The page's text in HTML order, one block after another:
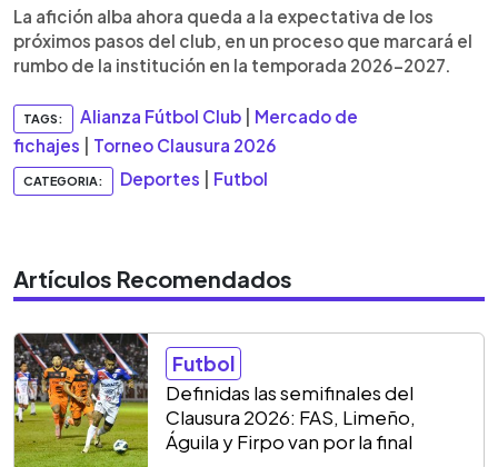
La afición alba ahora queda a la expectativa de los
próximos pasos del club, en un proceso que marcará el
rumbo de la institución en la temporada 2026-2027.
TAGS: Alianza Fútbol Club
Mercado de
fichajes
Torneo Clausura 2026
CATEGORIA: Deportes Futbol
Artículos Recomendados
Futbol
Definidas las semifinales del
Clausura 2026: FAS, Limeño,
Águila y Firpo van por la final